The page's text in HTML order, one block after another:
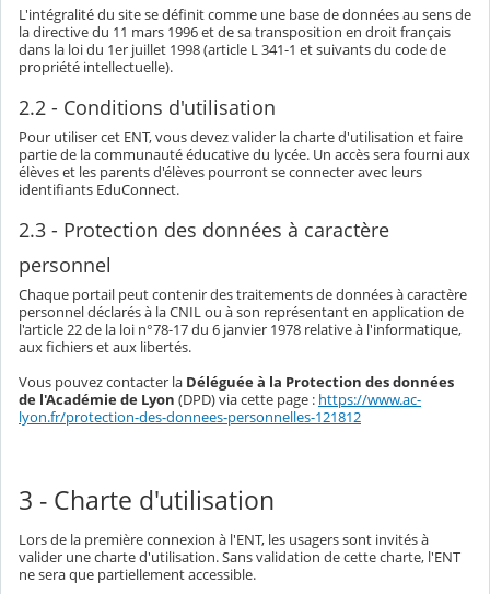
L'intégralité du site se définit comme une base de données au sens de
la directive du 11 mars 1996 et de sa transposition en droit français
dans la loi du 1er juillet 1998 (article L 341-1 et suivants du code de
propriété intellectuelle).
2.2 - Conditions d'utilisation
Pour utiliser cet ENT, vous devez valider la charte d'utilisation et faire
partie de la communauté éducative du lycée. Un accès sera fourni aux
élèves et les parents d'élèves pourront se connecter avec leurs
identifiants EduConnect.
2.3 - Protection des données à caractère
personnel
Chaque portail peut contenir des traitements de données à caractère
personnel déclarés à la CNIL ou à son représentant en application de
l'article 22 de la loi n°78-17 du 6 janvier 1978 relative à l'informatique,
aux fichiers et aux libertés.
Vous pouvez contacter la Déléguée à la Protection des données
de l'Académie de Lyon (DPD) via cette page : https://www.ac-
lyon.fr/protection-des-donnees-personnelles-121812
3 - Charte d'utilisation
Lors de la première connexion à l'ENT, les usagers sont invités à
valider une charte d'utilisation. Sans validation de cette charte, l'ENT
ne sera que partiellement accessible.